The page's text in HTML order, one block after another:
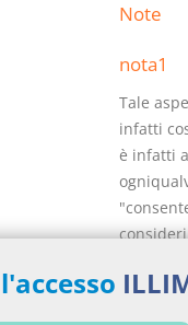
Note
nota1
Tale
infatti
è infatti
l'accesso